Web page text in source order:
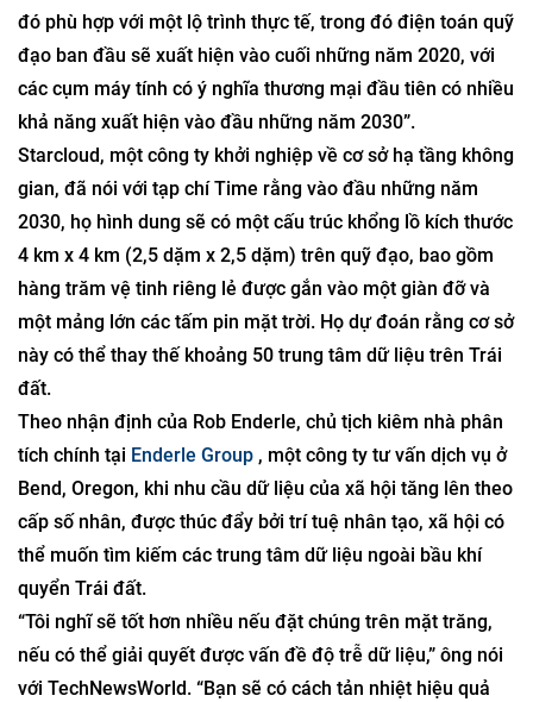
đó phù hợp với một lộ trình thực tế, trong đó điện toán quỹ
đạo ban đầu sẽ xuất hiện vào cuối những năm 2020, với
các cụm máy tính có ý nghĩa thương mại đầu tiên có nhiều
khả năng xuất hiện vào đầu những năm 2030”.
Starcloud, một công ty khởi nghiệp về cơ sở hạ tầng không
gian, đã nói với tạp chí Time rằng vào đầu những năm
2030, họ hình dung sẽ có một cấu trúc khổng lồ kích thước
4 km x 4 km (2,5 dặm x 2,5 dặm) trên quỹ đạo, bao gồm
hàng trăm vệ tinh riêng lẻ được gắn vào một giàn đỡ và
một mảng lớn các tấm pin mặt trời. Họ dự đoán rằng cơ sở
này có thể thay thế khoảng 50 trung tâm dữ liệu trên Trái
đất.
Theo nhận định của Rob Enderle, chủ tịch kiêm nhà phân
tích chính tại Enderle Group , một công ty tư vấn dịch vụ ở
Bend, Oregon, khi nhu cầu dữ liệu của xã hội tăng lên theo
cấp số nhân, được thúc đẩy bởi trí tuệ nhân tạo, xã hội có
thể muốn tìm kiếm các trung tâm dữ liệu ngoài bầu khí
quyển Trái đất.
“Tôi nghĩ sẽ tốt hơn nhiều nếu đặt chúng trên mặt trăng,
nếu có thể giải quyết được vấn đề độ trễ dữ liệu,” ông nói
với TechNewsWorld. “Bạn sẽ có cách tản nhiệt hiệu quả